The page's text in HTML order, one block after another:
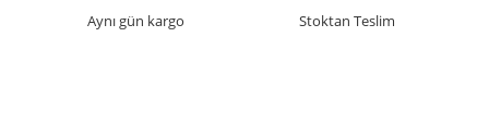
Aynı gün kargo Stoktan Teslim